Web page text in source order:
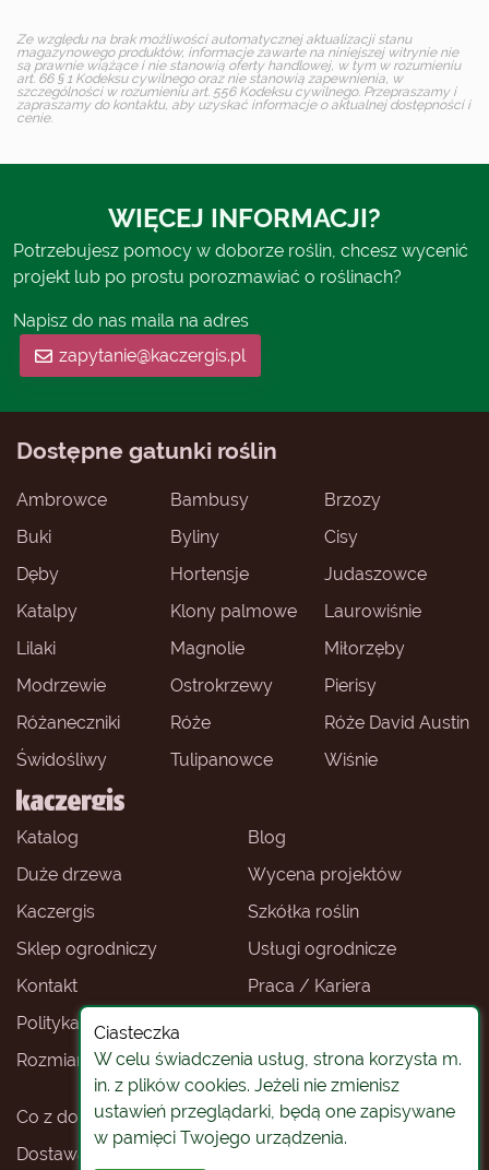
Ciasteczka
W celu świadczenia usług, strona korzysta m.
in. z plików cookies. Jeżeli nie zmienisz
ustawień przeglądarki, będą one zapisywane
w pamięci Twojego urządzenia.
Ze względu na brak możliwości automatycznej aktualizacji stanu
magazynowego produktów, informacje zawarte na niniejszej witrynie nie
są prawnie wiążące i nie stanowią oferty handlowej, w tym w rozumieniu
art. 66 § 1 Kodeksu cywilnego oraz nie stanowią zapewnienia, w
szczególności w rozumieniu art. 556 Kodeksu cywilnego. Przepraszamy i
zapraszamy do kontaktu, aby uzyskać informacje o aktualnej dostępności i
cenie.
WIĘCEJ INFORMACJI?
Potrzebujesz pomocy w doborze roślin, chcesz wycenić
projekt lub po prostu porozmawiać o roślinach?
Napisz do nas maila na adres
zapytanie@kaczergis.pl
Katalog
Blog
Duże drzewa
Wycena projektów
Kaczergis
Szkółka roślin
Sklep ogrodniczy
Usługi ogrodnicze
Kontakt
Praca / Kariera
Polityka prywatności
Rozmiary roślin
Sklep ogrodniczy -
Wrocław
Co z doniczkami
Rośliny na pniu
Dostawa roślin
Koszty i warunki dostawy
Dostępne gatunki roślin
Ambrowce Bambusy
Brzozy
Buki
Byliny
Cisy
Dęby
Hortensje
Judaszowce
Katalpy
Klony palmowe
Laurowiśnie
Lilaki
Magnolie
Miłorzęby
Modrzewie
Ostrokrzewy
Pierisy
Różaneczniki
Róże
Róże David Austin
Świdośliwy
Tulipanowce Wiśnie